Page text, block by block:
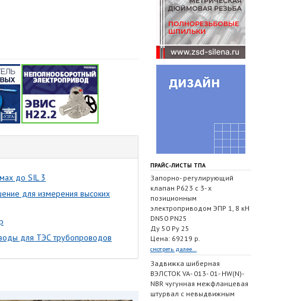
до SIL 3
для измерения высоких
для ТЭС трубопроводов
ПРАЙС-ЛИСТЫ ТПА
Запорно- регулирующий
клапан Р623 с 3- х
позиционным
электроприводом ЭПР 1, 8 кН
DN50 PN25
Ду 50 Ру 25
Цена: 69219 р.
смотреть далее...
Задвижка шиберная
ВЭЛСТОК VA- 013- 01- HW(N)-
NBR чугунная межфланцевая
штурвал с невыдвижным